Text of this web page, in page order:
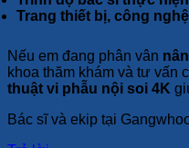
Trang thiết bị, công
Nếu em đang phân vân
khoa thăm khám và tư vấn
thuật vi phẫu nội soi 4K
Bác sĩ và ekip tại